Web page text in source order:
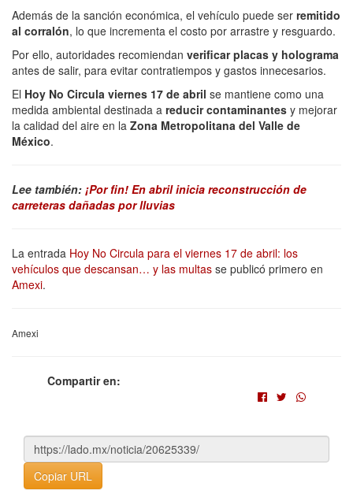
Además de la sanción económica, el vehículo puede ser remitido
al corralón, lo que incrementa el costo por arrastre y resguardo.
Por ello, autoridades recomiendan verificar placas y holograma
antes de salir, para evitar contratiempos y gastos innecesarios.
El Hoy No Circula viernes 17 de abril se mantiene como una
medida ambiental destinada a reducir contaminantes y mejorar
la calidad del aire en la Zona Metropolitana del Valle de
México.
Lee también: ¡Por fin! En abril inicia reconstrucción de
carreteras dañadas por lluvias
La entrada Hoy No Circula para el viernes 17 de abril: los
vehículos que descansan… y las multas se publicó primero en
Amexi.
Amexi
Compartir en:
Copiar URL